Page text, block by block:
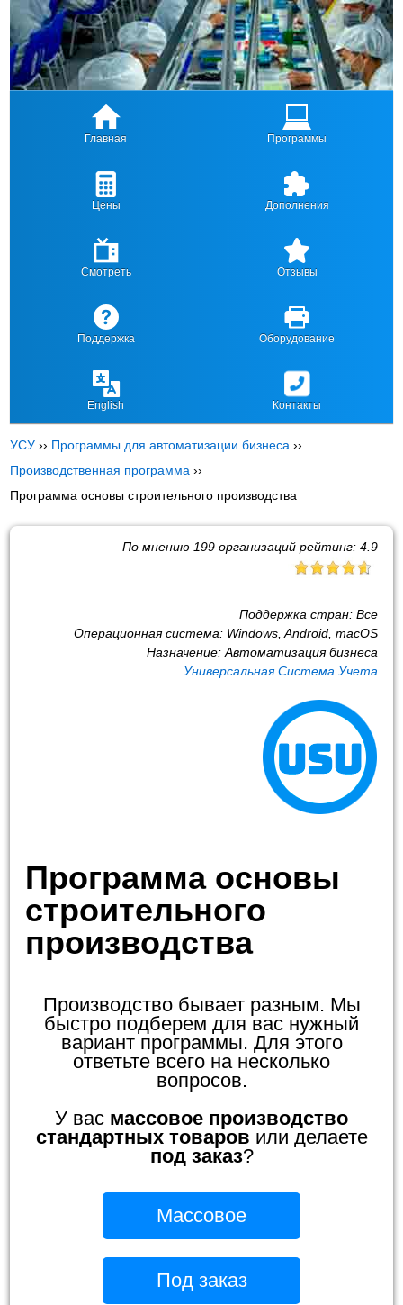
Главная Программы
Цены Дополнения
Смотреть Отзывы
Поддержка Оборудование
English Контакты
УСУ ›› Программы для автоматизации бизнеса ››
Производственная программа ››
Программа основы строительного производства
По мнению 199организаций рейтинг: 4.9
Поддержка стран: Все
Операционная система: Windows, Android, macOS
Назначение: Автоматизация бизнеса
Универсальная Система Учета
Программа основы
строительного
производства
Производство бывает разным. Мы
быстро подберем для вас нужный
вариант программы. Для этого
ответьте всего на несколько
вопросов.
У вас массовое производство
стандартных товаров или делаете
под заказ?
Массовое
Под заказ